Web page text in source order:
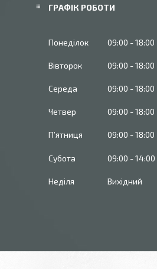
ГРАФІК РОБОТИ
Понеділок 09:00 18:00
Вівторок 09:00 18:00
Середа 09:00 18:00
Четвер 09:00 18:00
Пʼятниця 09:00 18:00
Субота 09:00 14:00
Неділя Вихідний